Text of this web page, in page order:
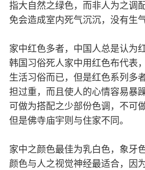
指大自然之绿色，而非人为之调
免会造成室内死气沉沉，没有生
家中红色多者，中国人总是认为
韩国习俗死人家中用红色布代表
生活习俗而已，但是红色系列多
担过重，而且使人的心情容易暴
可做为搭配之少部份色调，不可
但是佛寺庙宇则与住家不同。
家中之颜色最佳为乳白色，象牙
颜色与人之视觉神经最适合，因